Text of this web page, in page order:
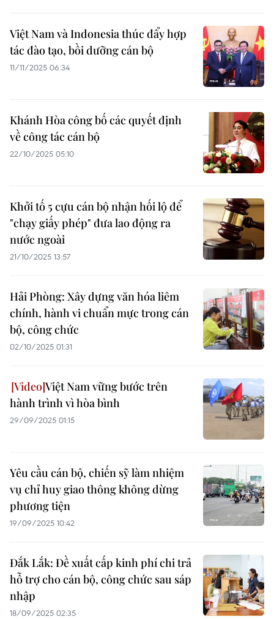
Việt Nam và Indonesia thúc đẩy hợp
tác đào tạo, bồi dưỡng cán bộ
11/11/2025 06:34
Khánh Hòa công bố các quyết định
về công tác cán bộ
22/10/2025 05:10
Khởi tố 5 cựu cán bộ nhận hối lộ để
"chạy giấy phép" đưa lao động ra
nước ngoài
21/10/2025 13:57
Hải Phòng: Xây dựng văn hóa liêm
chính, hành vi chuẩn mực trong cán
bộ, công chức
02/10/2025 01:31
Việt Nam vững bước trên
hành trình vì hòa bình
29/09/2025 01:15
Yêu cầu cán bộ, chiến sỹ làm nhiệm
vụ chỉ huy giao thông không dừng
phương tiện
19/09/2025 10:42
Đắk Lắk: Đề xuất cấp kinh phí chi trả
hỗ trợ cho cán bộ, công chức sau sáp
nhập
18/09/2025 02:35